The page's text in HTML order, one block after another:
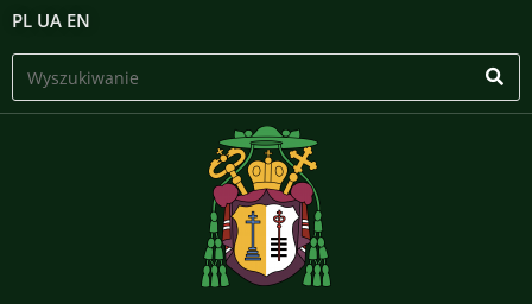
PL UA EN